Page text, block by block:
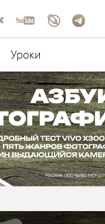
Уроки